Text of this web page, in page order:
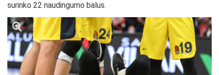
surinko 22 naudingumo balus.